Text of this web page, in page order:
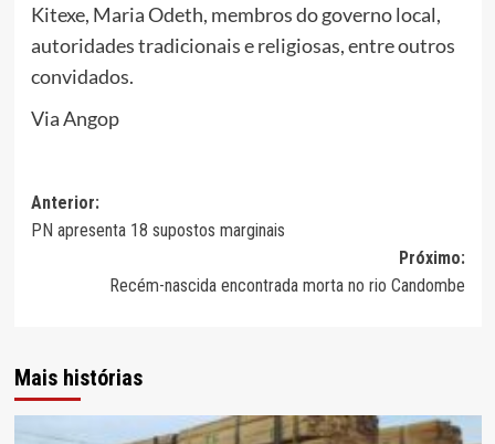
Kitexe, Maria Odeth, membros do governo local,
autoridades tradicionais e religiosas, entre outros
convidados.
Via Angop
Navegação
de
artigos
Anterior:
PN apresenta 18 supostos marginais
Próximo:
Recém-nascida encontrada morta no rio Candombe
Mais histórias